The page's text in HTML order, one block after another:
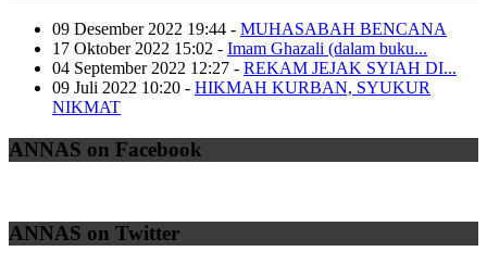
09 Desember 2022 19:44 - MUHASABAH BENCANA
17 Oktober 2022 15:02 - Imam Ghazali (dalam buku...
04 September 2022 12:27 - REKAM JEJAK SYIAH DI...
09 Juli 2022 10:20 - HIKMAH KURBAN, SYUKUR
NIKMAT
ANNAS on Facebook
ANNAS on Twitter